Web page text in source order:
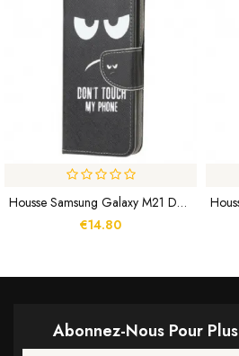
Housse Samsung Galaxy M21 Don't Touch My Phone
€14.80
Abonnez-Nous Pour